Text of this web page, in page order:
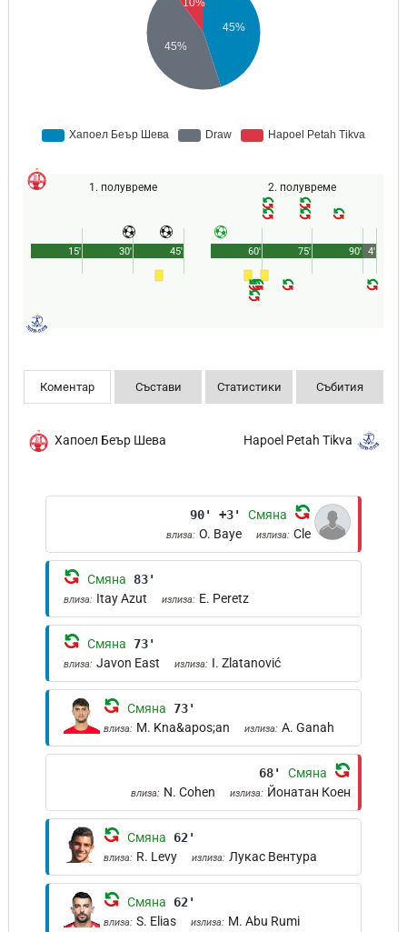
1. полувреме
45'
15' 30'
2. полувреме
90'
60' 75' 4'
Коментар Състави Статистики Събития
Хапоел Беър Шева Hapoel Petah Tikva
90' +3' Смяна
влиза: O. Baye излиза: Cle
Смяна 83'
влиза: Itay Azut излиза: E. Peretz
Смяна 73'
влиза: Javon East излиза: I. Zlatanović
Смяна 73'
влиза: M. Kna&apos;an излиза: A. Ganah
68' Смяна
влиза: N. Cohen излиза: Йонатан Коен
Смяна 62'
влиза: R. Levy излиза: Лукас Вентура
Смяна 62'
влиза: S. Elias излиза: M. Abu Rumi